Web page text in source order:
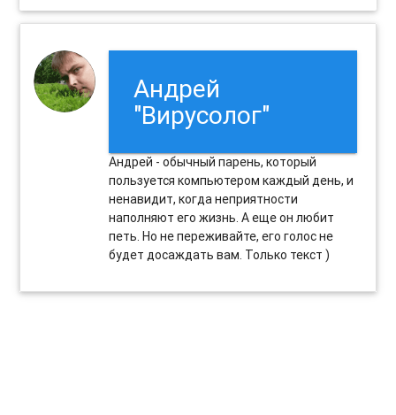
Андрей
"Вирусолог"
Андрей - обычный парень, который
пользуется компьютером каждый день, и
ненавидит, когда неприятности
наполняют его жизнь. А еще он любит
петь. Но не переживайте, его голос не
будет досаждать вам. Только текст )